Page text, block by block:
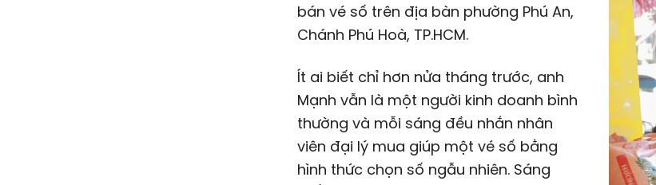
bán vé số trên địa bàn phường Phú An,
Chánh Phú Hoà, TP.HCM.
Ít ai biết chỉ hơn nửa tháng trước, anh
Mạnh vẫn là một người kinh doanh bình
thường và mỗi sáng đều nhắn nhân
viên đại lý mua giúp một vé số bằng
hình thức chọn số ngẫu nhiên. Sáng